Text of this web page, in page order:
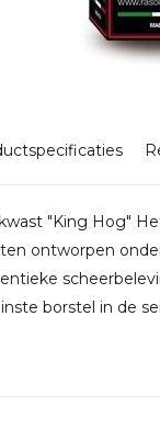
"King Hog"
ontworpen
borstel in de